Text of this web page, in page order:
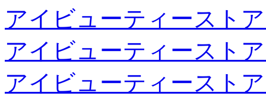
アイビューティースト
アイビューティースト
アイビューティースト